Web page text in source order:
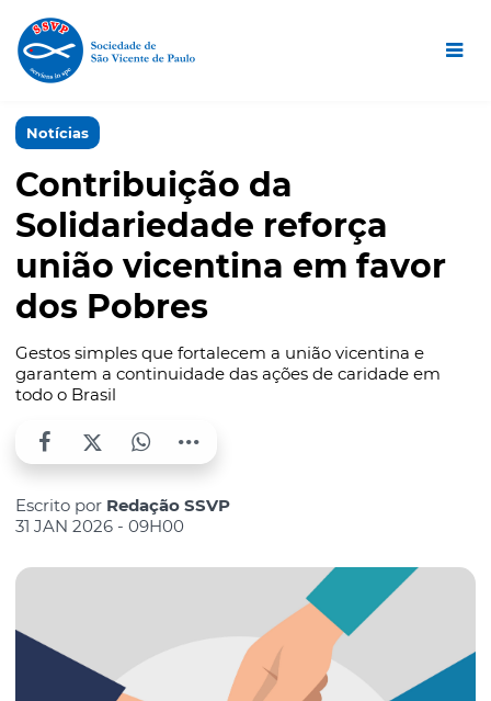
Notícias
Contribuição da
Solidariedade reforça
união vicentina em favor
dos Pobres
Gestos simples que fortalecem a união vicentina e
garantem a continuidade das ações de caridade em
todo o Brasil
Escrito por Redação SSVP
31 JAN 2026 - 09H00